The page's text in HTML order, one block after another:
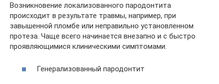
Возникновение локализованного пародонтита
происходит в результате травмы, например, при
завышенной пломбе или неправильно установленном
протеза. Чаще всего начинается внезапно и с быстро
проявляющимися клиническими симптомами.
Генерализованный пародонтит